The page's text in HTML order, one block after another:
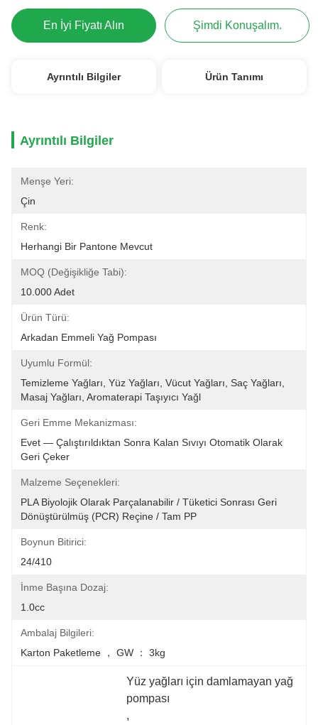
En İyi Fiyatı Alın Şimdi Konuşalım.
Ayrıntılı Bilgiler Ürün Tanımı
Ayrıntılı Bilgiler
Menşe Yeri:
Çin
Renk:
Herhangi Bir Pantone Mevcut
MOQ (Değişikliğe Tabi):
10.000 Adet
Ürün Türü:
Arkadan Emmeli Yağ Pompası
Uyumlu Formül:
Temizleme Yağları, Yüz Yağları, Vücut Yağları, Saç Yağları,
Masaj Yağları, Aromaterapi Taşıyıcı Yağl
Geri Emme Mekanizması:
Evet — Çalıştırıldıktan Sonra Kalan Sıvıyı Otomatik Olarak
Geri Çeker
Malzeme Seçenekleri:
PLA Biyolojik Olarak Parçalanabilir / Tüketici Sonrası Geri
Dönüştürülmüş (PCR) Reçine / Tam PP
Boynun Bitirici:
24/410
İnme Başına Dozaj:
1.0cc
Ambalaj Bilgileri:
Karton Paketleme ， GW ： 3kg
Yüz yağları için damlamayan yağ
pompası
,